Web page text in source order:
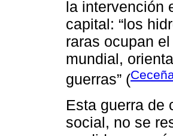
la intervención
capital: “los
raras ocupan
mundial,
guerras” (
Esta guerra de
social, no se